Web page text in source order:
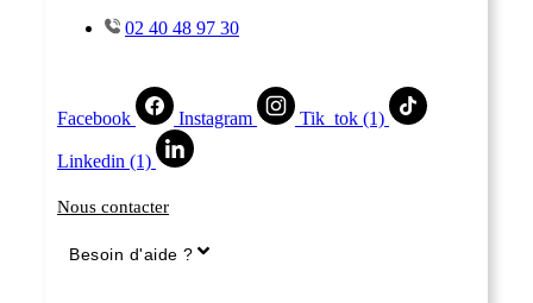
02 40 48 97 30
Facebook Instagram Tik_tok (1)
Linkedin (1)
Nous contacter
Besoin d'aide ?